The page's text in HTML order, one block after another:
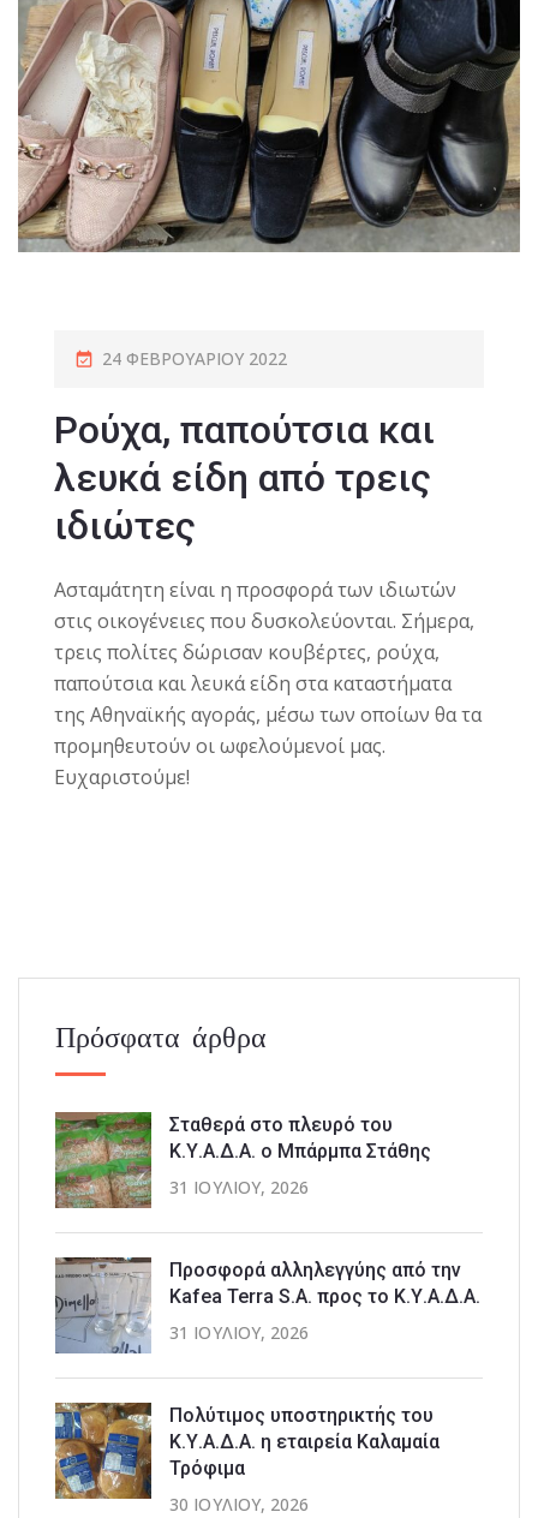
24 ΦΕΒΡΟΥΑΡΊΟΥ 2022
Ρούχα, παπούτσια και
λευκά είδη από τρεις
ιδιώτες
Aσταμάτητη είναι η προσφορά των ιδιωτών
στις οικογένειες που δυσκολεύονται. Σήμερα,
τρεις πολίτες δώρισαν κουβέρτες, ρούχα,
παπούτσια και λευκά είδη στα καταστήματα
της Αθηναϊκής αγοράς, μέσω των οποίων θα τα
προμηθευτούν οι ωφελούμενοί μας.
Ευχαριστούμε!
Πρόσφατα άρθρα
Σταθερά στο πλευρό του
Κ.Υ.Α.Δ.Α. ο Μπάρμπα Στάθης
31 ΙΟΥΛΊΟΥ, 2026
Προσφορά αλληλεγγύης από την
Kafea Terra S.A. προς το Κ.Υ.Α.Δ.Α.
31 ΙΟΥΛΊΟΥ, 2026
Πολύτιμος υποστηρικτής του
Κ.Υ.Α.Δ.Α. η εταιρεία Καλαμαία
Τρόφιμα
30 ΙΟΥΛΊΟΥ, 2026